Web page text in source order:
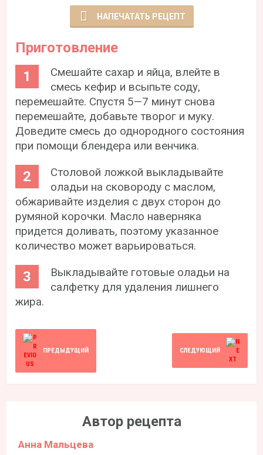
НАПЕЧАТАТЬ РЕЦЕПТ
Приготовление
Смешайте сахар и яйца, влейте в
смесь кефир и всыпьте соду,
перемешайте. Спустя 5—7 минут снова
перемешайте, добавьте творог и муку.
Доведите смесь до однородного состояния
при помощи блендера или венчика.
Столовой ложкой выкладывайте
оладьи на сковороду с маслом,
обжаривайте изделия с двух сторон до
румяной корочки. Масло наверняка
придется доливать, поэтому указанное
количество может варьироваться.
Выкладывайте готовые оладьи на
салфетку для удаления лишнего
жира.
ПРЕДЫДУЩИЙ СЛЕДУЮЩИЙ
Автор рецепта
Анна Мальцева